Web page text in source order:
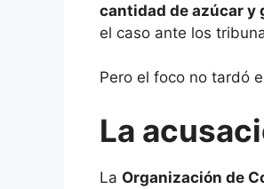
cantidad de azúcar y
el caso ante los
Pero el foco no tardó
La
La Organización de